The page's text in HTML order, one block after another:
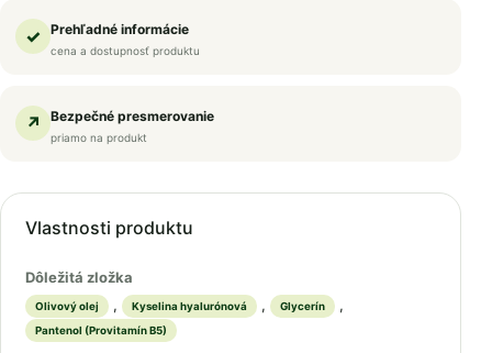
✓ Prehľadné informácie
cena a dostupnosť produktu
↗ Bezpečné presmerovanie
priamo na produkt
Vlastnosti produktu
Dôležitá zložka
Olivový olej , Kyselina hyalurónová , Glycerín ,
Pantenol (Provitamín B5)